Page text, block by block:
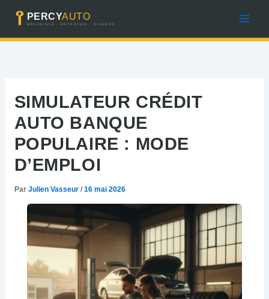
contenu
SIMULATEUR CRÉDIT
AUTO BANQUE
POPULAIRE : MODE
D’EMPLOI
Par Julien Vasseur / 16 mai 2026